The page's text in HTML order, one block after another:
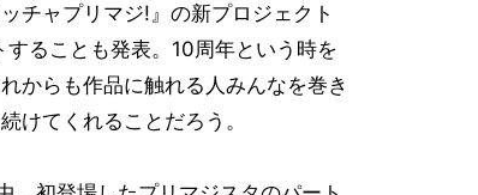
チャプリマジ!』の新プロジェクト
することも発表。10周年という時を
からも作品に触れる人みんなを巻き
けてくれることだろう。